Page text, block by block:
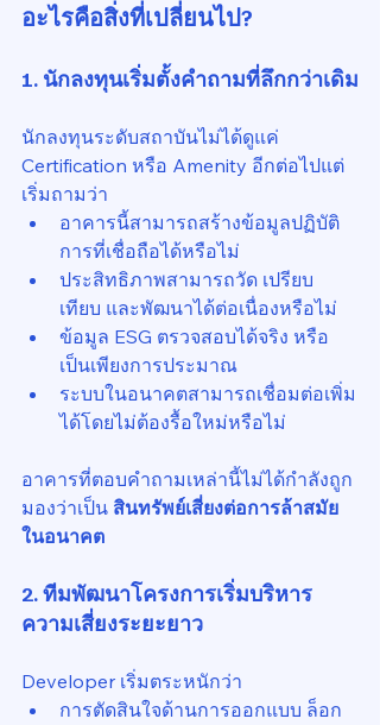
อะไรคือสิ่งที่เปลี่ยนไป?
1. นักลงทุนเริ่มตั้งคำถามที่ลึกกว่าเดิม
นักลงทุนระดับสถาบันไม่ได้ดูแค่
Certification หรือ Amenity อีกต่อไปแต่
เริ่มถามว่า
อาคารนี้สามารถสร้างข้อมูลปฏิบัติ
การที่เชื่อถือได้หรือไม่
ประสิทธิภาพสามารถวัด เปรียบ
เทียบ และพัฒนาได้ต่อเนื่องหรือไม่
ข้อมูล ESG ตรวจสอบได้จริง หรือ
เป็นเพียงการประมาณ
ระบบในอนาคตสามารถเชื่อมต่อเพิ่ม
ได้โดยไม่ต้องรื้อใหม่หรือไม่
อาคารที่ตอบคำถามเหล่านี้ไม่ได้กำลังถูก
มองว่าเป็น สินทรัพย์เสี่ยงต่อการล้าสมัย
ในอนาคต
2. ทีมพัฒนาโครงการเริ่มบริหาร
ความเสี่ยงระยะยาว
Developer เริ่มตระหนักว่า
การตัดสินใจด้านการออกแบบ ล็อก